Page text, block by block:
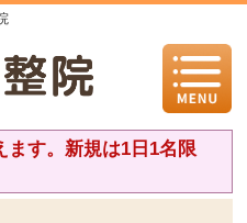
ます。新規は1日1名限